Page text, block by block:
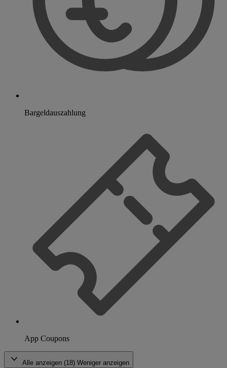
Bargeldauszahlung
App Coupons
Alle anzeigen (18) Weniger anzeigen